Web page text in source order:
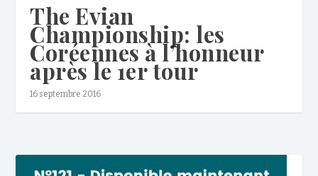
The Evian
Championship: les
Coréennes à l’honneur
après le 1er tour
16 septembre 2016